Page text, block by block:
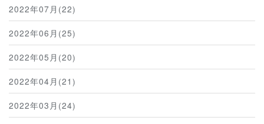
2022年07月(22)
2022年06月(25)
2022年05月(20)
2022年04月(21)
2022年03月(24)